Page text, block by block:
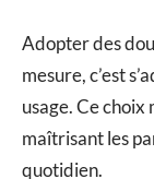
Adopter des
mesure, c’est
usage. Ce
maîtrisant les
quotidien.